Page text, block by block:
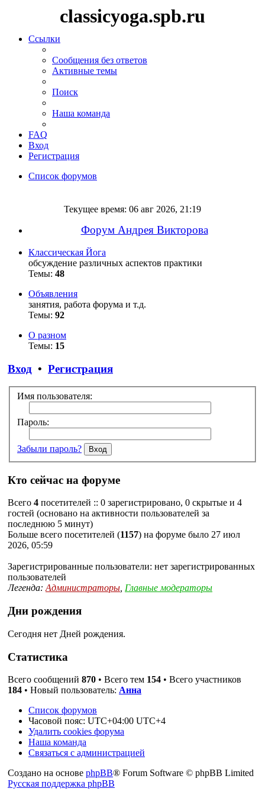
classicyoga.spb.ru
Ссылки
Сообщения без ответов
Активные темы
Поиск
Наша команда
FAQ
Вход
Регистрация
Список форумов
Текущее время: 06 авг 2026, 21:19
Форум Андрея Викторова
Классическая Йога
обсуждение различных аспектов практики
Темы: 48
Объявления
занятия, работа форума и т.д.
Темы: 92
О разном
Темы: 15
Вход • Регистрация
Имя пользователя:
Пароль:
Забыли пароль?
Кто сейчас на форуме
Всего 4 посетителей :: 0 зарегистрировано, 0 скрытые и 4
гостей (основано на активности пользователей за
последнюю 5 минут)
Больше всего посетителей (1157) на форуме было 27 июл
2026, 05:59
Зарегистрированные пользователи: нет зарегистрированных
пользователей
Легенда:Администраторы, Главные модераторы
Дни рождения
Сегодня нет Дней рождения.
Статистика
Всего сообщений 870 • Всего тем 154 • Всего участников
184 • Новый пользователь: Анна
Список форумов
Часовой пояс: UTC+04:00 UTC+4
Удалить cookies форума
Наша команда
Связаться с администрацией
Создано на основе phpBB® Forum Software © phpBB Limited
Русская поддержка phpBB